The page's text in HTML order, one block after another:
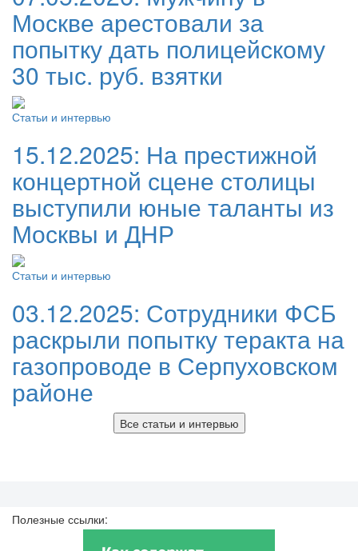
Москве арестовали за
попытку дать полицейскому
30 тыс. руб. взятки
Статьи и интервью
15.12.2025: На престижной
концертной сцене столицы
выступили юные таланты из
Москвы и ДНР
Статьи и интервью
03.12.2025: Сотрудники ФСБ
раскрыли попытку теракта на
газопроводе в Серпуховском
районе
Все статьи и интервью
Полезные ссылки: